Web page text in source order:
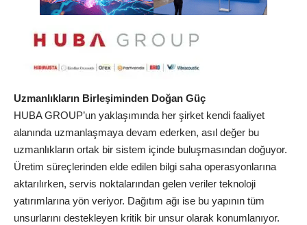
Uzmanlıkların Birleşiminden Doğan Güç
HUBA GROUP’un yaklaşımında her şirket kendi faaliyet
alanında uzmanlaşmaya devam ederken, asıl değer bu
uzmanlıkların ortak bir sistem içinde buluşmasından doğuyor.
Üretim süreçlerinden elde edilen bilgi saha operasyonlarına
aktarılırken, servis noktalarından gelen veriler teknoloji
yatırımlarına yön veriyor. Dağıtım ağı ise bu yapının tüm
unsurlarını destekleyen kritik bir unsur olarak konumlanıyor.